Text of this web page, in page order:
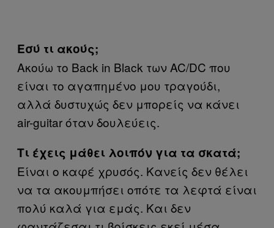
Εσύ τι ακούς;
Ακούω το Back in Black των AC/DC που
είναι το αγαπημένο μου τραγούδι,
αλλά δυστυχώς δεν μπορείς να κάνει
air-guitar όταν δουλεύεις.
Τι έχεις μάθει λοιπόν για τα σκατά;
Είναι ο καφέ χρυσός. Κανείς δεν θέλει
να τα ακουμπήσει οπότε τα λεφτά είναι
πολύ καλά για εμάς. Και δεν